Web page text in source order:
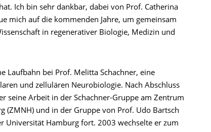
Ich bin sehr dankbar, dabei von Prof. Catherina
mich auf die kommenden Jahre, um gemeinsam
in regenerativer Biologie, Medizin und
Laufbahn bei Prof. Melitta Schachner, eine
und zellulären Neurobiologie. Nach Abschluss
seine Arbeit in der Schachner-Gruppe am Zentrum
(ZMNH) und in der Gruppe von Prof. Udo Bartsch
Universität Hamburg fort. 2003 wechselte er zum